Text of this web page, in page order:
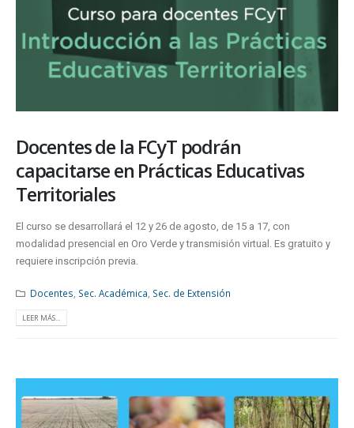
Docentes de la FCyT podrán
capacitarse en Prácticas Educativas
Territoriales
El curso se desarrollará el 12 y 26 de agosto, de 15 a 17, con
modalidad presencial en Oro Verde y transmisión virtual. Es gratuito y
requiere inscripción previa.
Docentes Sec. Académica Sec. de Extensión
LEER MÁS...